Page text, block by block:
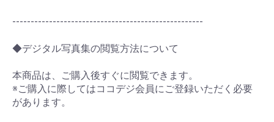
----------------------------------------------------
◆デジタル写真集の閲覧方法について
本商品は、ご購入後すぐに閲覧できます。
※ご購入に際してはココデジ会員にご登録いただく必要
があります。